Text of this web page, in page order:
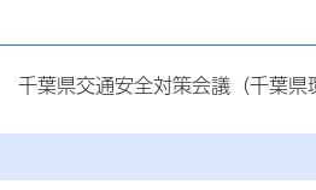
千葉県交通安全対策会議（千葉県